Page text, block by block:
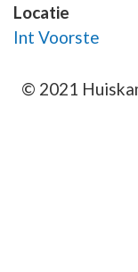
Locatie
Int Voorste
© 2021